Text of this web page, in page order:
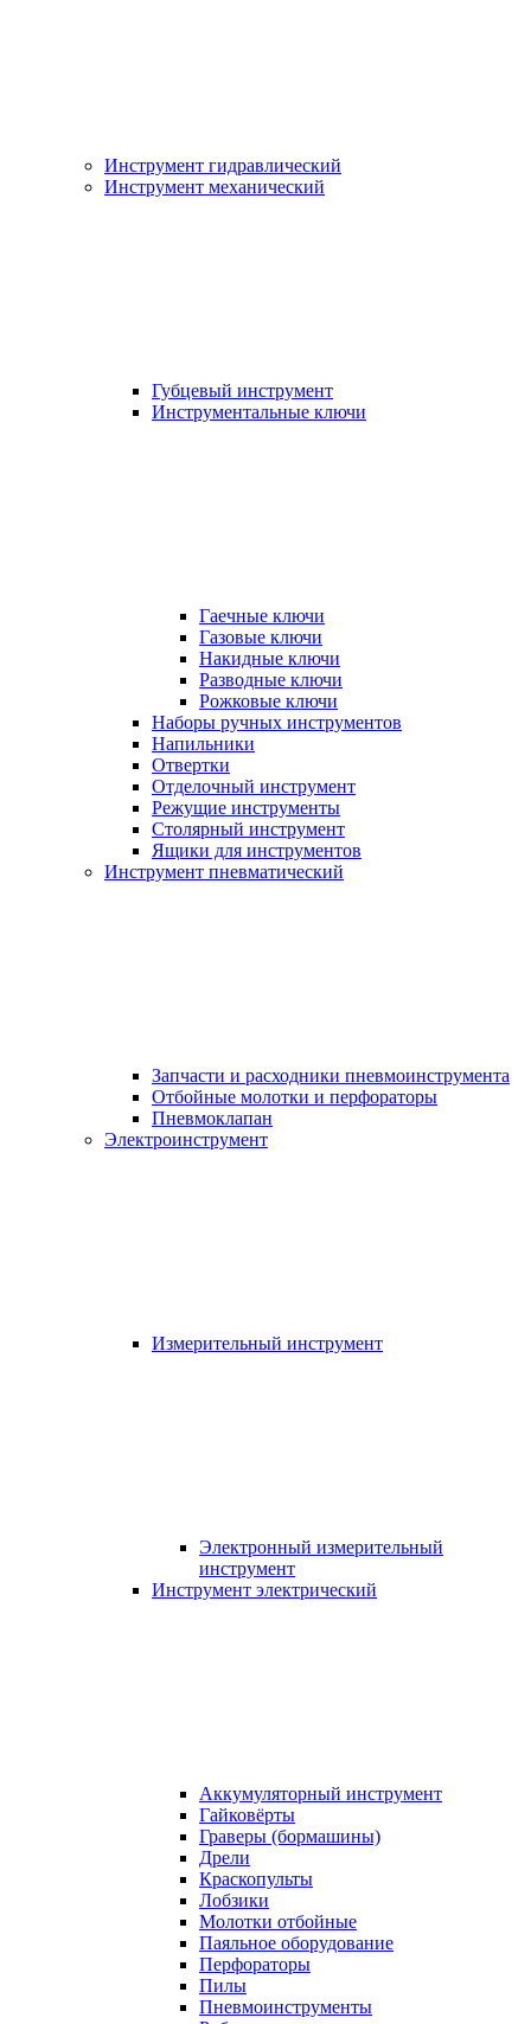
Инструмент гидравлический
Инструмент механический
Губцевый инструмент
Инструментальные ключи
Гаечные ключи
Газовые ключи
Накидные ключи
Разводные ключи
Рожковые ключи
Наборы ручных инструментов
Напильники
Отвертки
Отделочный инструмент
Режущие инструменты
Столярный инструмент
Ящики для инструментов
Инструмент пневматический
Запчасти и расходники пневмоинструмента
Отбойные молотки и перфораторы
Пневмоклапан
Электроинструмент
Измерительный инструмент
Электронный измерительный
инструмент
Инструмент электрический
Аккумуляторный инструмент
Гайковёрты
Граверы (бормашины)
Дрели
Краскопульты
Лобзики
Молотки отбойные
Паяльное оборудование
Перфораторы
Пилы
Пневмоинструменты